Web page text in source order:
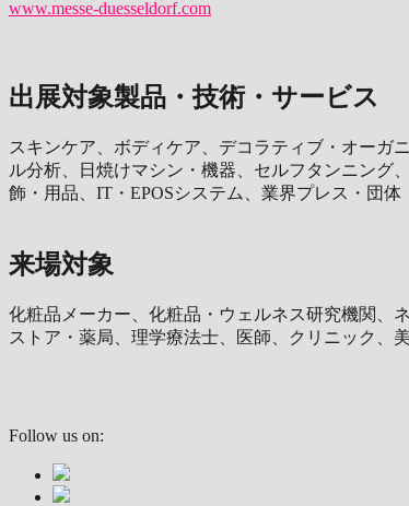
www.messe-duesseldorf.com
出展対象製品・技術・サービス
スキンケア、ボディケア、デコラティブ・オーガ
ル分析、日焼けマシン・機器、セルフタンニング
飾・用品、IT・EPOSシステム、業界プレス・
来場対象
化粧品メーカー、化粧品・ウェルネス研究機関、
ストア・薬局、理学療法士、医師、クリニック
Follow us on: